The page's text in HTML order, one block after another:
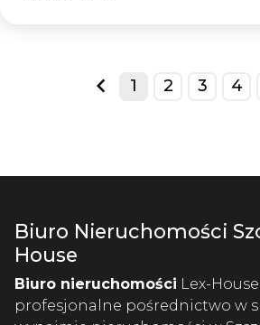
prev
1 2 3 4
Biuro Nieruchomości
House
Biuro nieruchomości Lex-
profesjonalne pośrednictwo w